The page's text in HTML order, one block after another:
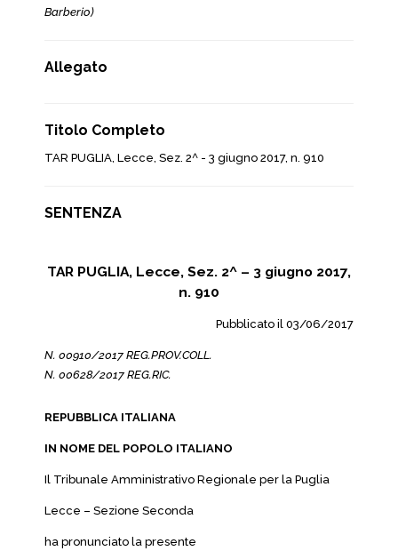
Barberio)
Allegato
Titolo Completo
TAR PUGLIA, Lecce, Sez. 2^ - 3 giugno 2017, n. 910
SENTENZA
TAR PUGLIA, Lecce, Sez. 2^ – 3 giugno 2017,
n. 910
Pubblicato il 03/06/2017
N. 00910/2017 REG.PROV.COLL.
N. 00628/2017 REG.RIC.
REPUBBLICA ITALIANA
IN NOME DEL POPOLO ITALIANO
Il Tribunale Amministrativo Regionale per la Puglia
Lecce – Sezione Seconda
ha pronunciato la presente